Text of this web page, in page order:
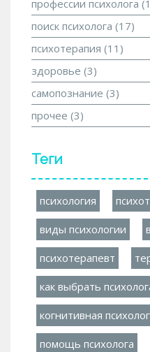
профессии психолога
поиск психолога (17)
психотерапия (11)
здоровье (3)
самопознание (3)
прочее (3)
Теги
психология
виды психологии
психотерапевт
как выбрать
когнитивная
помощь психолога